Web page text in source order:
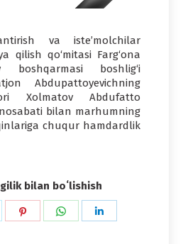
va iste’molchilar
qilish qo‘mitasi Farg‘ona
boshqarmasi boshlig‘i
Abdupattoyevichning
Xolmatov Abdufatto
bilan marhumning
chuqur hamdardlik
bilan boʻlishish
Share
Share